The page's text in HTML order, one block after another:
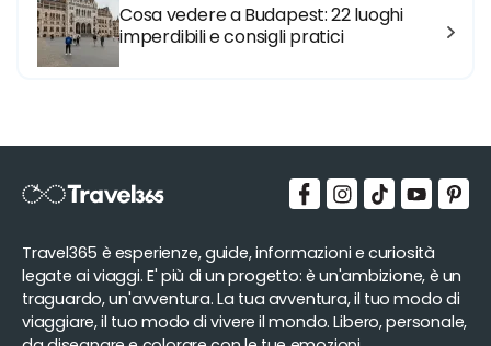
Cosa vedere a Budapest: 22 luoghi
imperdibili e consigli pratici
Travel365 è esperienze, guide, informazioni e curiosità
legate ai viaggi. E' più di un progetto: è un'ambizione, è un
traguardo, un'avventura. La tua avventura, il tuo modo di
viaggiare, il tuo modo di vivere il mondo. Libero, personale,